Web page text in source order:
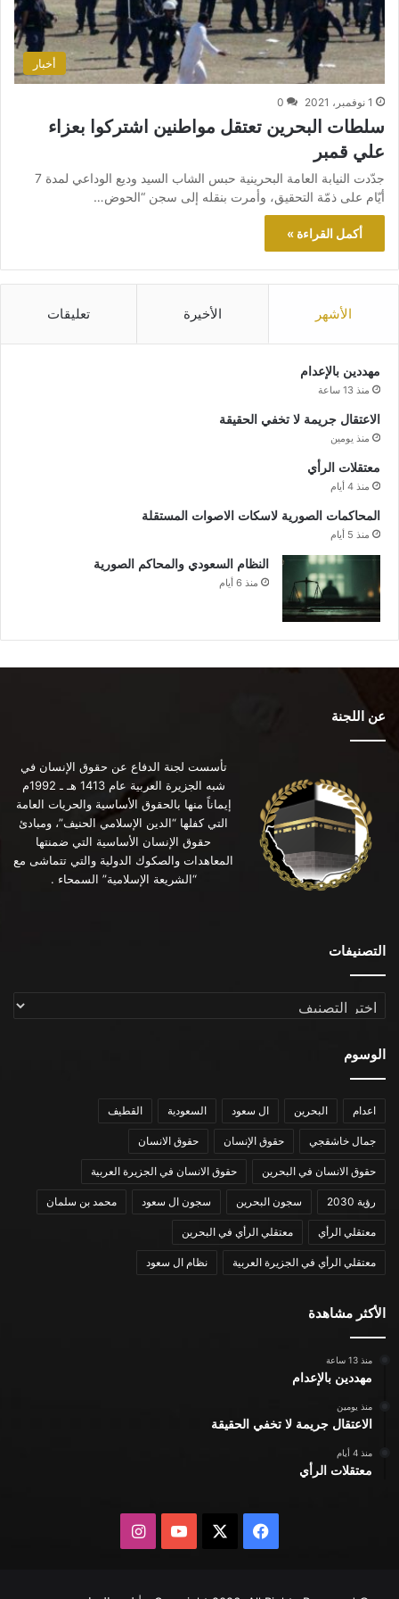
أخبار
1 نوفمبر، 2021 0
سلطات البحرين تعتقل مواطنين اشتركوا بعزاء
علي قمبر
جدّدت النيابة العامة البحرينية حبس الشاب السيد وديع الوداعي لمدة 7
أيّام على ذمّة التحقيق، وأمرت بنقله إلى سجن “الحوض…
أكمل القراءة »
الأشهر الأخيرة تعليقات
مهددين بالإعدام
منذ 13 ساعة
الاعتقال جريمة لا تخفي الحقيقة
منذ يومين
معتقلات الرأي
منذ 4 أيام
المحاكمات الصورية لاسكات الاصوات المستقلة
منذ 5 أيام
النظام السعودي والمحاكم الصورية
منذ 6 أيام
عن اللجنة
تأسست لجنة الدفاع عن حقوق الإنسان في
شبه الجزيرة العربية عام 1413 هـ ـ 1992م
إيماناً منها بالحقوق الأساسية والحريات العامة
التي كفلها “الدين الإسلامي الحنيف”، ومبادئ
حقوق الإنسان الأساسية التي ضمنتها
المعاهدات والصكوك الدولية والتي تتماشى مع
“الشريعة الإسلامية” السمحاء .
التصنيفات
التصنيفات
الوسوم
اعدام البحرين ال سعود السعودية القطيف
جمال خاشقجي حقوق الإنسان حقوق الانسان
حقوق الانسان في البحرين حقوق الانسان في الجزيرة العربية
رؤية 2030 سجون البحرين سجون ال سعود محمد بن سلمان
معتقلي الرأي معتقلي الرأي في البحرين
معتقلي الرأي في الجزيرة العربية نظام ال سعود
الأكثر مشاهدة
منذ 13 ساعة
مهددين بالإعدام
منذ يومين
الاعتقال جريمة لا تخفي الحقيقة
منذ 4 أيام
معتقلات الرأي
فيسبوك يوتيوبانستقرام